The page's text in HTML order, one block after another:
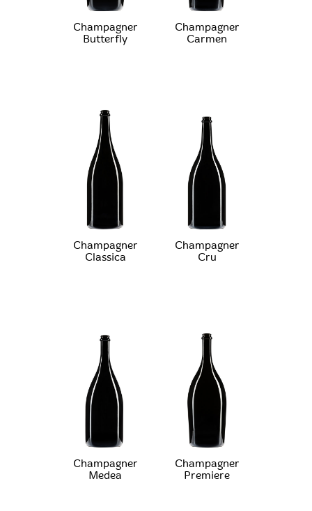
Champagner
Butterfly
Champagner
Carmen
Champagner
Classica
Champagner
Cru
Champagner
Medea
Champagner
Premiere